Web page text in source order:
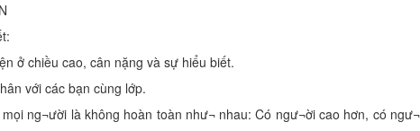
ở chiều cao, cân nặng và sự hiểu biết.
với các bạn cùng lớp.
ng¬ười là không hoàn toàn như¬ nhau: Có ngư¬ời cao hơn, có